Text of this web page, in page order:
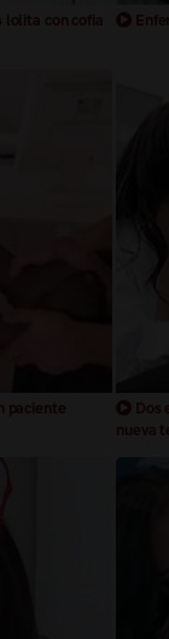
lolita con cofia
paciente
Dos
nueva